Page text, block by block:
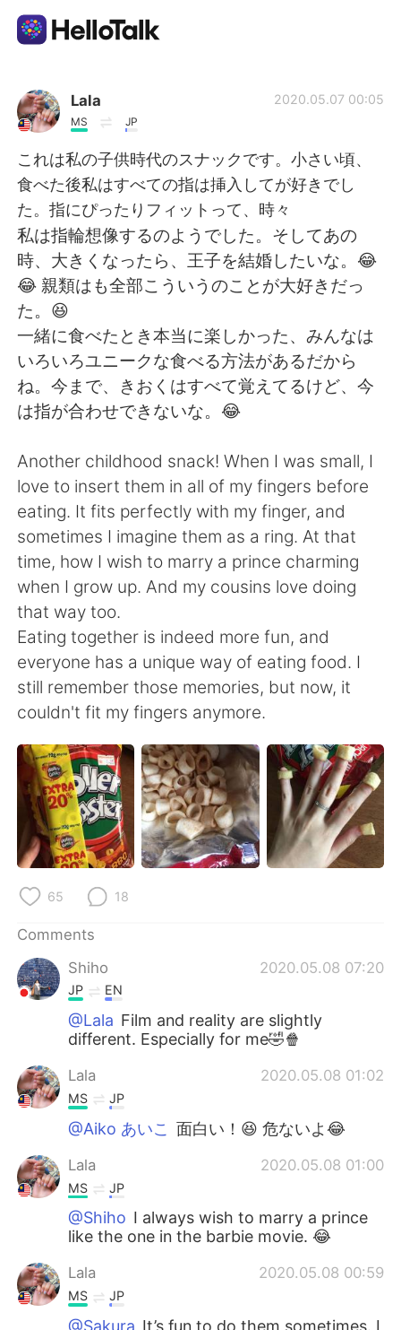
Language Exchange App
AI Grammar Checker
English
简体中文 繁體中文
Español
Français Deutsch
日本語 한국어
Русский
Indonesia Italiano
Türkçe Tiếng Việt
Português
Lala
MS JP
2020.05.07 00:05
これは私の子供時代のスナックです。小さい頃、
食べた後私はすべての指は挿入してが好きでし
た。指にぴったりフィットって、時々
私は指輪想像するのようでした。そしてあの
時、大きくなったら、王子を結婚したいな。😂
😂 親類はも全部こういうのことが大好きだっ
た。😆
一緒に食べたとき本当に楽しかった、みんなは
いろいろユニークな食べる方法があるだから
ね。今まで、きおくはすべて覚えてるけど、今
は指が合わせできないな。😂
Another childhood snack! When I was small, I
love to insert them in all of my fingers before
eating. It fits perfectly with my finger, and
sometimes I imagine them as a ring. At that
time, how I wish to marry a prince charming
when I grow up. And my cousins love doing
that way too.
Eating together is indeed more fun, and
everyone has a unique way of eating food. I
still remember those memories, but now, it
couldn't fit my fingers anymore.
65 18
Comments
Shiho
2020.05.08 07:20
JP EN
@Lala Film and reality are slightly
different. Especially for me🤣🍿
Lala 2020.05.08 01:02
MS JP
@Aiko あいこ 面白い！😆 危ないよ😂
Lala 2020.05.08 01:00
MS JP
@Shiho I always wish to marry a prince
like the one in the barbie movie. 😂
Lala 2020.05.08 00:59
MS JP
@Sakura It’s fun to do them sometimes. I